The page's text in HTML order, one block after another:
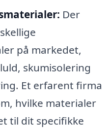
Der
på markedet,
skumisolering
Et erfarent firma
hvilke materialer
til dit specifikke